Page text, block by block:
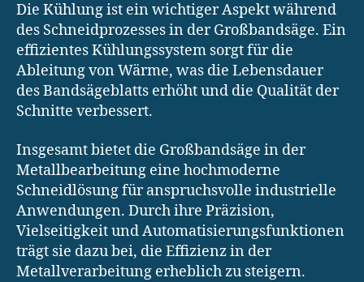
Die Kühlung ist ein wichtiger Aspekt während
des Schneidprozesses in der Großbandsäge. Ein
effizientes Kühlungssystem sorgt für die
Ableitung von Wärme, was die Lebensdauer
des Bandsägeblatts erhöht und die Qualität der
Schnitte verbessert.
Insgesamt bietet die Großbandsäge in der
Metallbearbeitung eine hochmoderne
Schneidlösung für anspruchsvolle industrielle
Anwendungen. Durch ihre Präzision,
Vielseitigkeit und Automatisierungsfunktionen
trägt sie dazu bei, die Effizienz in der
Metallverarbeitung erheblich zu steigern.